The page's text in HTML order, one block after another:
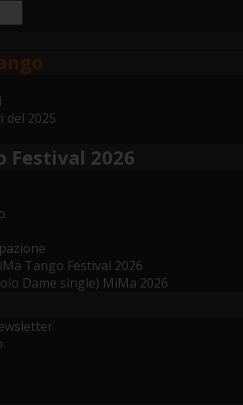
del 2025
Festival 2026
Tango Festival 2026
Dame single) MiMa 2026